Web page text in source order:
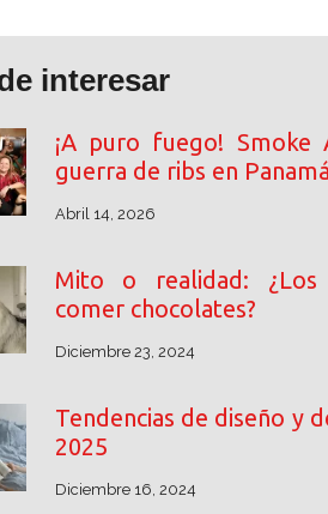
interesar
¡A puro fuego! Smoke
guerra de ribs en Panamá
Abril 14, 2026
Mito o realidad: ¿Los
comer chocolates?
Diciembre 23, 2024
Tendencias de diseño y
2025
Diciembre 16, 2024